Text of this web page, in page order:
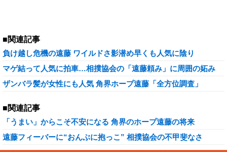
■関連記事
負け越し危機の遠藤 ワイルドさ影潜め早くも人気に陰り
マゲ結って人気に拍車…相撲協会の「遠藤頼み」に周囲の妬み
ザンバラ髪が女性にも人気 角界ホープ遠藤「全方位調査」
■関連記事
「うまい」からこそ不安になる 角界のホープ遠藤の将来
遠藤フィーバーに“おんぶに抱っこ” 相撲協会の不甲斐なさ